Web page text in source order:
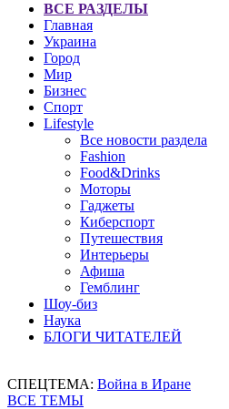
ВСЕ РАЗДЕЛЫ
Главная
Украина
Город
Мир
Бизнес
Спорт
Lifestyle
Все новости раздела
Fashion
Food&Drinks
Моторы
Гаджеты
Киберспорт
Путешествия
Интерьеры
Афиша
Гемблинг
Шоу-биз
Наука
БЛОГИ ЧИТАТЕЛЕЙ
СПЕЦТЕМА: Война в Иране
ВСЕ ТЕМЫ